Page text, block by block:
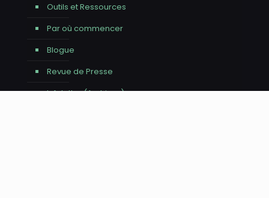
Outils et Ressources
Par où commencer
Blogue
Revue de Presse
Infolettre (Archives)